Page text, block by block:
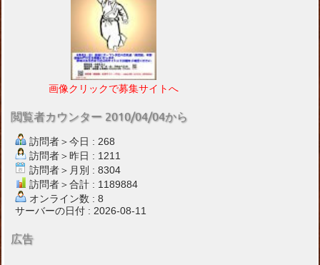
画像クリックで募集サイトへ
閲覧者カウンター 2010/04/04から
訪問者＞今日 : 268
訪問者＞昨日 : 1211
訪問者＞月別 : 8304
訪問者＞合計 : 1189884
オンライン数 : 8
サーバーの日付 : 2026-08-11
広告